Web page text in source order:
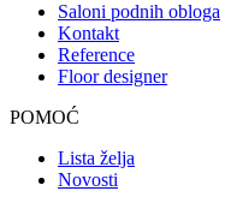
Saloni podnih obloga
Kontakt
Reference
Floor designer
POMOĆ
Lista želja
Novosti